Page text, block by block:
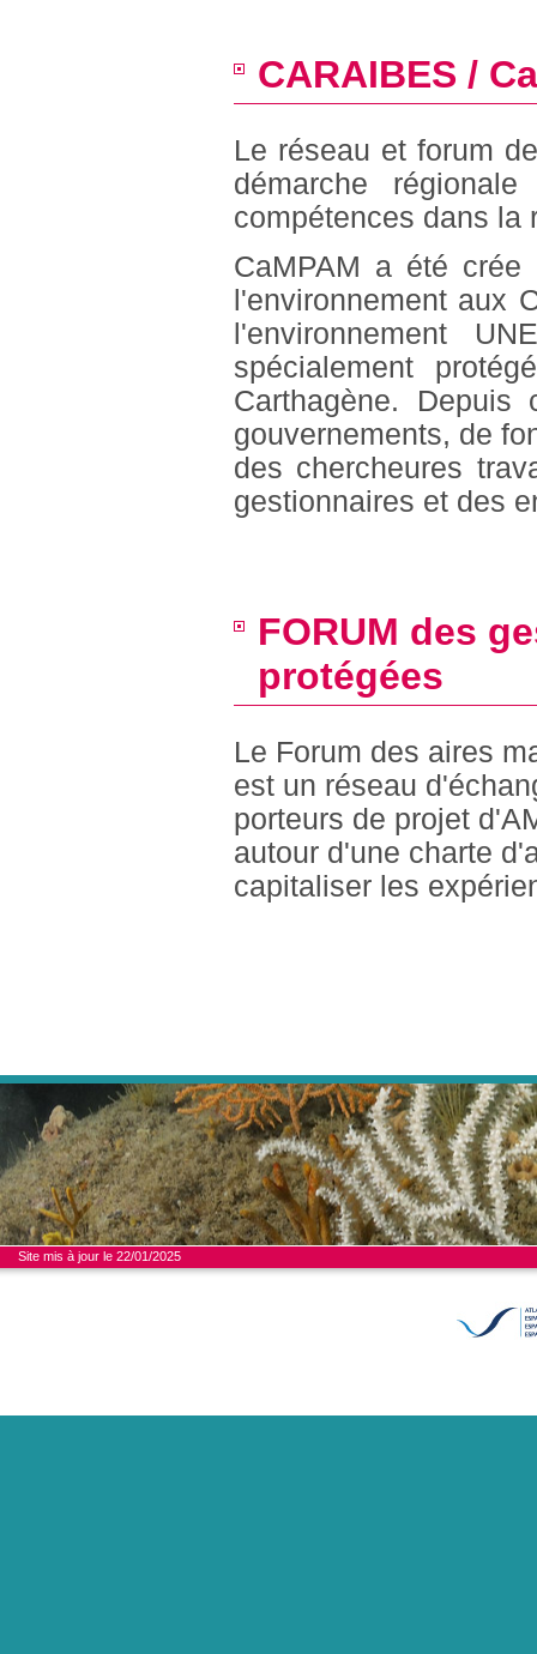
CARAIBES /
Le réseau et forum
démarche
compétences dans la
CaMPAM a été
l'environnement aux
l'environnement
spécialement
Carthagène.
gouvernements, de
des chercheures
gestionnaires et des
FORUM des
protégées
Le Forum des aires
est un réseau
porteurs de projet
autour d'une charte
capitaliser les
Site mis à jour le 22/01/2025